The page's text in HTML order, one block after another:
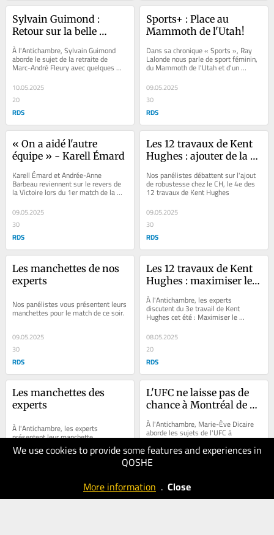
We use cookies to provide some features and experiences in
QOSHE
More information . Close
Sylvain Guimond :
Retour sur la belle
À l'Antichambre, Sylvain Guimond
aborde le sujet de la retraite de
Marc-André Fleury avec quelques
10.05.2025
20
RDS
Sports+ : Place au
Mammoth de l'Utah!
Dans sa chronique « Sports », Ray
Lalonde nous parle de sport féminin,
du Mammoth de l'Utah et d'un
09.05.2025
30
RDS
« On a aidé l'autre
équipe » - Karell Émard
Karell Émard et Andrée-Anne
Barbeau reviennent sur le revers de
la Victoire lors du 1er match de la
09.05.2025
30
RDS
Les 12 travaux de Kent
Hughes : ajouter de la
Nos panélistes débattent sur l'ajout
de robustesse chez le CH, le 4e des
12 travaux de Kent Hughes
09.05.2025
30
RDS
Les manchettes de nos
experts
Nos panélistes vous présentent leurs
manchettes pour le match de ce soir.
09.05.2025
30
RDS
Les 12 travaux de Kent
Hughes : maximiser le
À l'Antichambre, les experts
discutent du 3e travail de Kent
Hughes cet été : Maximiser le
développement pour assurer l'avenir
des Canadiens.
08.05.2025
20
RDS
Les manchettes des
experts
À l'Antichambre, les experts
présentent leur manchette.
L'UFC ne laisse pas de
chance à Montréal de
connaître du succès
À l'Antichambre, Marie-Ève Dicaire
aborde les sujets de l'UFC à
Montréal, de Canelo Alvarez et de
Naomi Osaka.
08.05.2025
RDS